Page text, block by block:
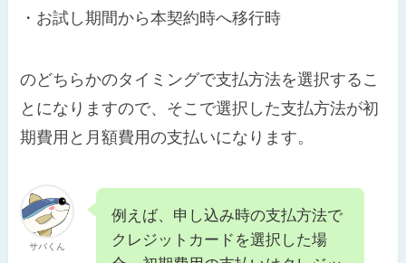
・お試し期間から本契約時へ移行時
のどちらかのタイミングで支払方法を選択するこ
とになりますので、そこで選択した支払方法が初
期費用と月額費用の支払いになります。
サバくん
例えば、申し込み時の支払方法で
クレジットカードを選択した場